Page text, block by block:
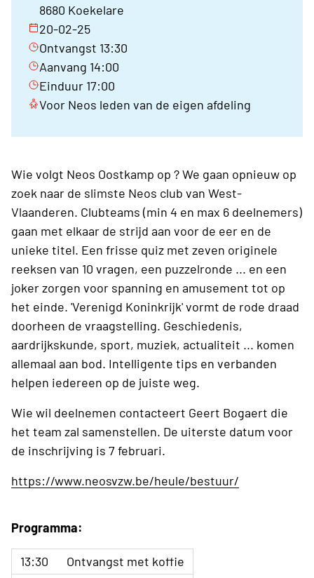
8680 Koekelare
20-02-25
Ontvangst 13:30
Aanvang 14:00
Einduur 17:00
Voor Neos leden van de eigen afdeling
Wie volgt Neos Oostkamp op ? We gaan opnieuw op
zoek naar de slimste Neos club van West-
Vlaanderen. Clubteams (min 4 en max 6 deelnemers)
gaan met elkaar de strijd aan voor de eer en de
unieke titel. Een frisse quiz met zeven originele
reeksen van 10 vragen, een puzzelronde ... en een
joker zorgen voor spanning en amusement tot op
het einde. 'Verenigd Koninkrijk' vormt de rode draad
doorheen de vraagstelling. Geschiedenis,
aardrijkskunde, sport, muziek, actualiteit ... komen
allemaal aan bod. Intelligente tips en verbanden
helpen iedereen op de juiste weg.
Wie wil deelnemen contacteert Geert Bogaert die
het team zal samenstellen. De uiterste datum voor
de inschrijving is 7 februari.
https://www.neosvzw.be/heule/bestuur/
Programma:
13:30
Ontvangst met koffie